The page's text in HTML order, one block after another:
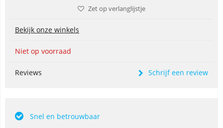
Zet op verlanglijstje
Bekijk onze winkels
Niet op voorraad
Reviews Schrijf een review
Snel en betrouwbaar